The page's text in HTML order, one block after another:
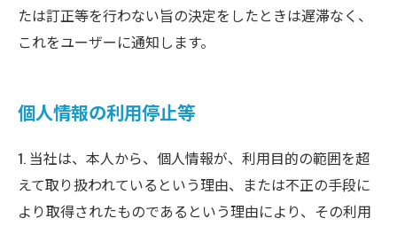
たは訂正等を行わない旨の決定をしたときは遅滞なく、
これをユーザーに通知します。
個人情報の利用停止等
1. 当社は、本人から、個人情報が、利用目的の範囲を超
えて取り扱われているという理由、または不正の手段に
より取得されたものであるという理由により、その利用